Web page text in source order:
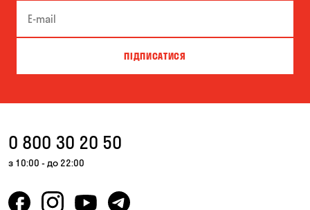
ПІДПИСАТИСЯ
0 800 30 20 50
з 10:00 - до 22:00